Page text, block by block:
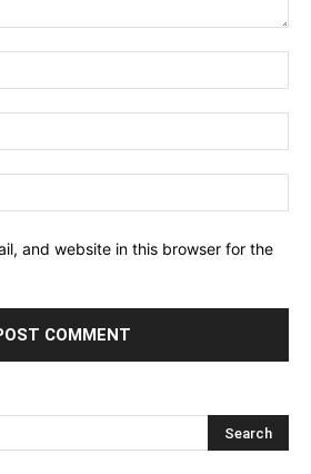
and website in this browser for the